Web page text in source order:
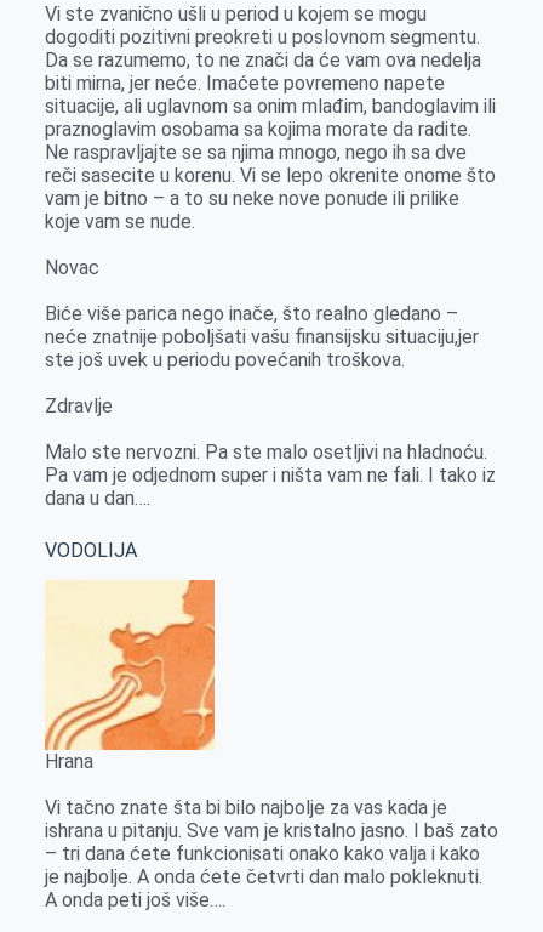
Vi ste zvanično ušli u period u kojem se mogu
dogoditi pozitivni preokreti u poslovnom segmentu.
Da se razumemo, to ne znači da će vam ova nedelja
biti mirna, jer neće. Imaćete povremeno napete
situacije, ali uglavnom sa onim mlađim, bandoglavim ili
praznoglavim osobama sa kojima morate da radite.
Ne raspravljajte se sa njima mnogo, nego ih sa dve
reči sasecite u korenu. Vi se lepo okrenite onome što
vam je bitno – a to su neke nove ponude ili prilike
koje vam se nude.
Novac
Biće više parica nego inače, što realno gledano –
neće znatnije poboljšati vašu finansijsku situaciju,jer
ste još uvek u periodu povećanih troškova.
Zdravlje
Malo ste nervozni. Pa ste malo osetljivi na hladnoću.
Pa vam je odjednom super i ništa vam ne fali. I tako iz
dana u dan….
VODOLIJA
Hrana
Vi tačno znate šta bi bilo najbolje za vas kada je
ishrana u pitanju. Sve vam je kristalno jasno. I baš zato
– tri dana ćete funkcionisati onako kako valja i kako
je najbolje. A onda ćete četvrti dan malo pokleknuti.
A onda peti još više….